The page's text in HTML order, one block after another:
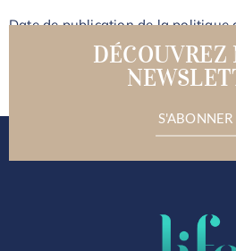
Date de publication de la politique
Septembre 2021DÉCOUVREZ
S'ABONNER